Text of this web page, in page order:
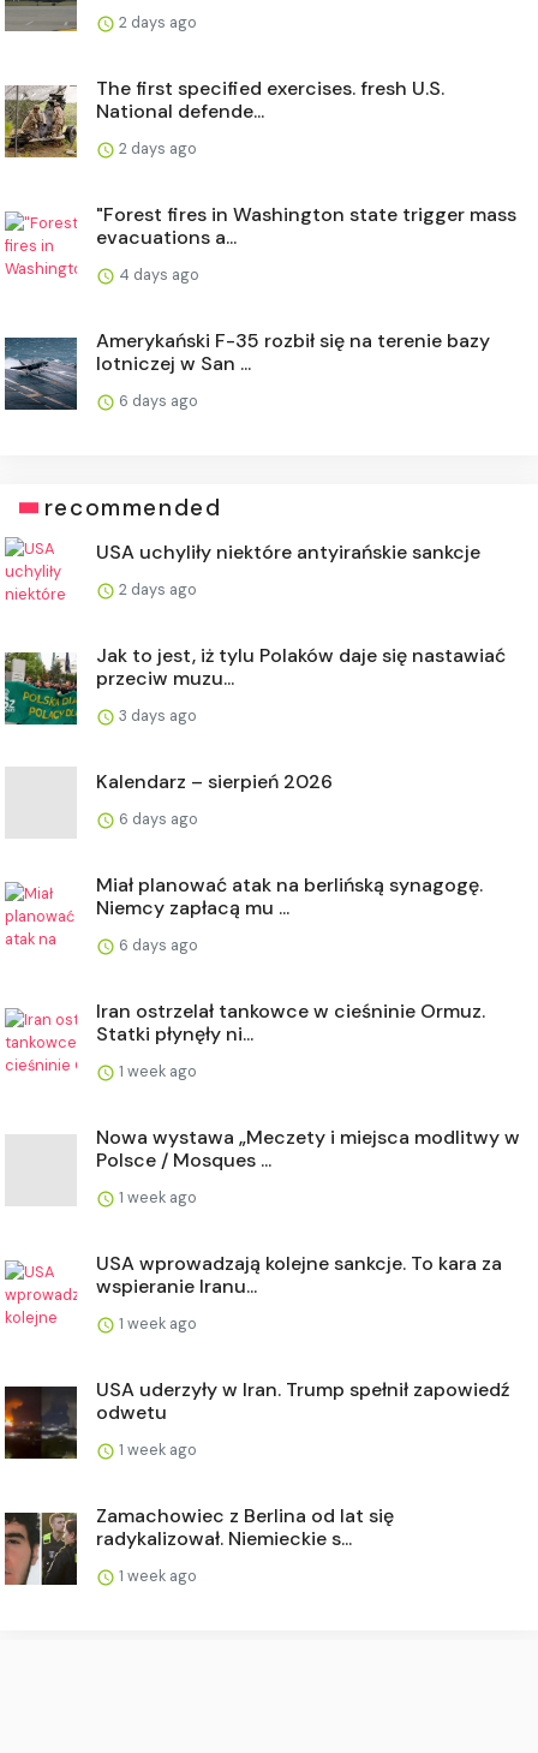
2 days ago
The first specified exercises. fresh U.S.
National defende...
2 days ago
"Forest fires in Washington state trigger mass
evacuations a...
4 days ago
Amerykański F-35 rozbił się na terenie bazy
lotniczej w San ...
6 days ago
recommended
USA uchyliły niektóre antyirańskie sankcje
2 days ago
Jak to jest, iż tylu Polaków daje się nastawiać
przeciw muzu...
3 days ago
Kalendarz – sierpień 2026
6 days ago
Miał planować atak na berlińską synagogę.
Niemcy zapłacą mu ...
6 days ago
Iran ostrzelał tankowce w cieśninie Ormuz.
Statki płynęły ni...
1 week ago
Nowa wystawa „Meczety i miejsca modlitwy w
Polsce / Mosques ...
1 week ago
USA wprowadzają kolejne sankcje. To kara za
wspieranie Iranu...
1 week ago
USA uderzyły w Iran. Trump spełnił zapowiedź
odwetu
1 week ago
Zamachowiec z Berlina od lat się
radykalizował. Niemieckie s...
1 week ago